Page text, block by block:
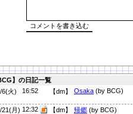
】の日記一覧
6(火) 16:52 【dm】 Osaka (by BCG)
21(月) 12:32 【dm】 帰郷 (by BCG)